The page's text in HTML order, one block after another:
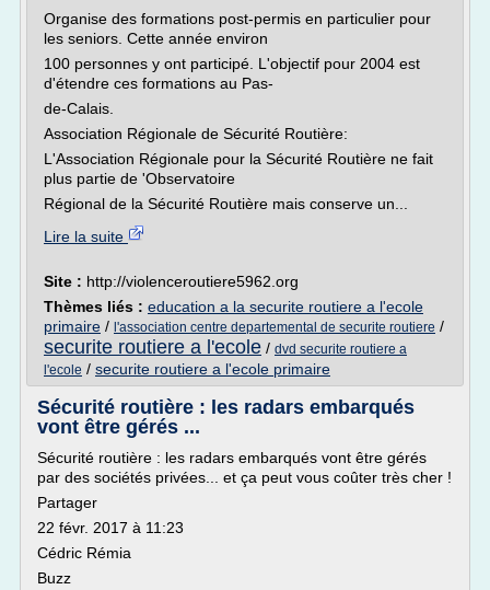
Organise des formations post-permis en particulier pour
les seniors. Cette année environ
100 personnes y ont participé. L'objectif pour 2004 est
d'étendre ces formations au Pas-
de-Calais.
Association Régionale de Sécurité Routière:
L'Association Régionale pour la Sécurité Routière ne fait
plus partie de 'Observatoire
Régional de la Sécurité Routière mais conserve un...
Lire la suite
Site : http://violenceroutiere5962.org
Thèmes liés : education a la securite routiere a l'ecole
primaire / l'association centre departemental de securite routiere /
securite routiere a l'ecole / dvd securite routiere a
l'ecole / securite routiere a l'ecole primaire
Sécurité routière : les radars embarqués
vont être gérés ...
Sécurité routière : les radars embarqués vont être gérés
par des sociétés privées... et ça peut vous coûter très cher !
Partager
22 févr. 2017 à 11:23
Cédric Rémia
Buzz